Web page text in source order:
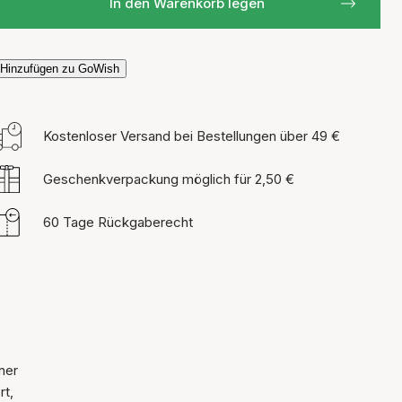
Hinzufügen zu GoWish
Kostenloser Versand bei Bestellungen über 49 €
Geschenkverpackung möglich für 2,50 €
60 Tage Rückgaberecht